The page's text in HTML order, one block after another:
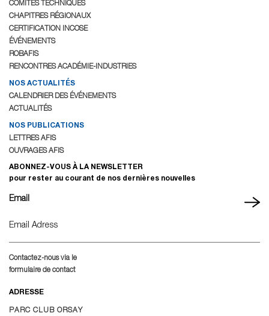
COMITÉS TECHNIQUES
CHAPITRES RÉGIONAUX
CERTIFICATION INCOSE
ÉVÉNEMENTS
ROBAFIS
RENCONTRES ACADÉMIE-INDUSTRIES
NOS ACTUALITÉS
CALENDRIER DES ÉVÉNEMENTS
ACTUALITÉS
NOS PUBLICATIONS
LETTRES AFIS
OUVRAGES AFIS
ABONNEZ-VOUS À LA NEWSLETTER
pour rester au courant de nos dernières nouvelles
Email
Contactez-nous via le
formulaire de contact
ADRESSE
PARC CLUB ORSAY